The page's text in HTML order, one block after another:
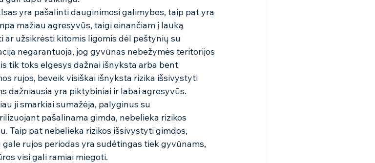
yra pašalinti dauginimosi galimybes, taip pat yra
mažiau agresyvūs, taigi einančiam į lauką
ar užsikrėsti kitomis ligomis dėl peštynių su
negarantuoja, jog gyvūnas nebežymės teritorijos
tik toks elgesys dažnai išnyksta arba bent
rujos, beveik visiškai išnyksta rizika išsivystyti
dažniausia yra piktybiniai ir labai agresyvūs.
ji smarkiai sumažėja, palyginus su
pašalinama gimda, nebelieka rizikos
Taip pat nebelieka rizikos išsivystyti gimdos,
rujos periodas yra sudėtingas tiek gyvūnams,
visi gali ramiai miegoti.